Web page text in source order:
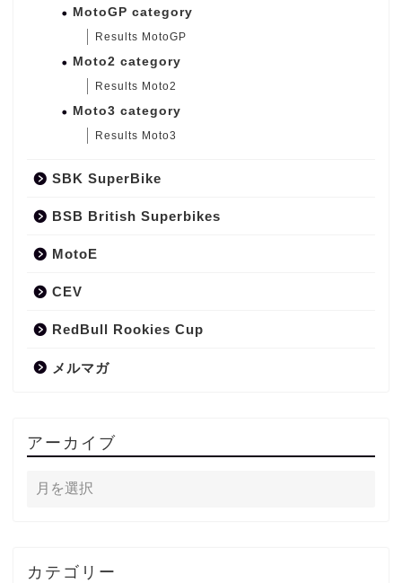
MotoGP category
Results MotoGP
Moto2 category
Results Moto2
Moto3 category
Results Moto3
SBK SuperBike
BSB British Superbikes
MotoE
CEV
RedBull Rookies Cup
メルマガ
アーカイブ
カテゴリー